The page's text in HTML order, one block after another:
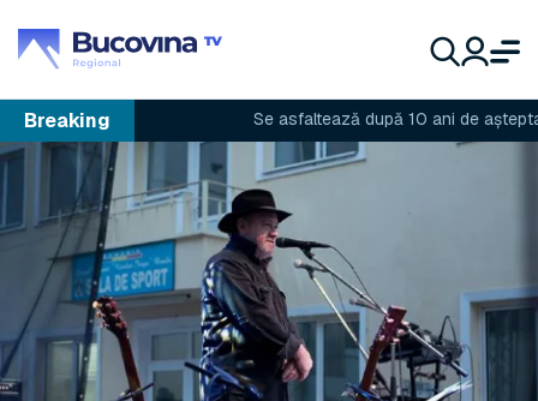
Breaking Se asfaltează după 10 ani de așteptare